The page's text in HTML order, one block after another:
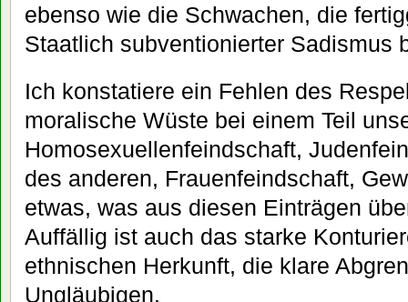
ebenso wie die Schwachen, die
Staatlich subventionierter Sadismus
Ich konstatiere ein Fehlen des
moralische Wüste bei einem Teil
Homosexuellenfeindschaft,
des anderen, Frauenfeindschaft,
etwas, was aus diesen Einträgen
Auffällig ist auch das starke
ethnischen Herkunft, die klare
Ungläubigen.